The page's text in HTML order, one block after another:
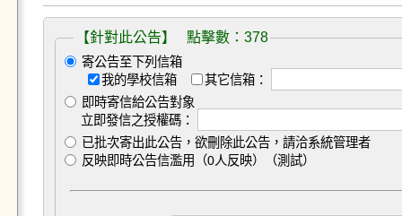
【針對此公告】 點擊數：378
寄公告至下列信箱
我的學校信箱
其它信箱：
即時寄信給公告對象
立即發信之授權碼：
已批次寄出此公告，欲刪除此公告，請洽系統管理者
反映即時公告信濫用（0人反映）（測試）